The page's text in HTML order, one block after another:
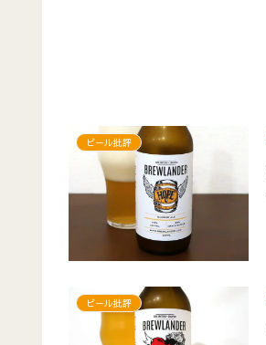
ビール批評
ビール批評